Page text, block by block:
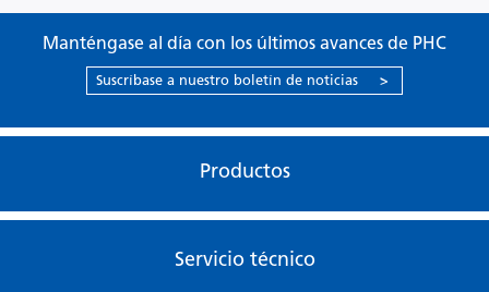
Manténgase al día con los últimos avances de PHC
Suscríbase a nuestro boletín de noticias >
Productos
Servicio técnico